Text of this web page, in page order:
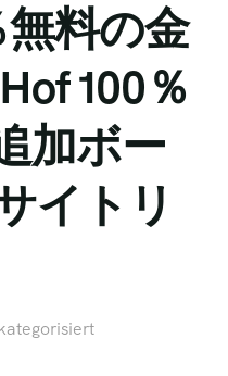
料の金
100％
加ボー
イトリ